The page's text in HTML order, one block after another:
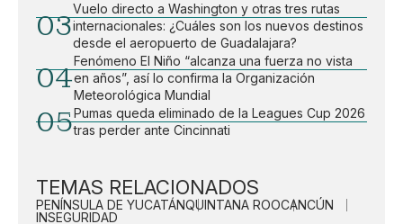
03
Vuelo directo a Washington y otras tres rutas
internacionales: ¿Cuáles son los nuevos destinos
desde el aeropuerto de Guadalajara?
04
Fenómeno El Niño “alcanza una fuerza no vista
en años”, así lo confirma la Organización
Meteorológica Mundial
05Pumas queda eliminado de la Leagues Cup 2026
tras perder ante Cincinnati
TEMAS RELACIONADOS
PENÍNSULA DE YUCATÁNQUINTANA ROOCANCÚN
INSEGURIDAD